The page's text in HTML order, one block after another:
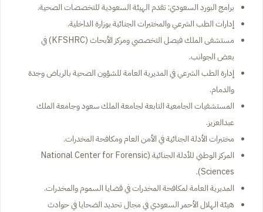
برامج البورد السعودي: تقدم الهيئة السعودية للتخصصات الصحية.
إدارات الطب الشرعي والمختبرات الجنائية بوزارة الداخلية.
مستشفى الملك فيصل التخصصي ومركز الأبحاث (KFSHRC) في
بعض الجوانب.
إدارة الطب الشرعي في المديرية العامة للشؤون الصحية بالرياض وجدة
والدمام.
المستشفيات الجامعية التابعة لجامعة الملك سعود وجامعة الملك
عبدالعزيز.
مختبرات الأدلة الجنائية في الأمن العام ومكافحة المخدرات.
المركز الوطني للأدلة الجنائية (National Center for Forensic
Sciences).
المديرية العامة لمكافحة المخدرات في قضايا السموم والمخدرات.
هيئة الهلال الأحمر السعودي في مجال تحديد الضحايا في حوادث